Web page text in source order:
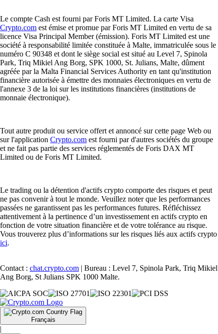
Le compte Cash est fourni par Foris MT Limited. La carte Visa
Crypto.com est émise et promue par Foris MT Limited en vertu de sa
licence Visa Principal Member (émission). Foris MT Limited est une
société à responsabilité limitée constituée à Malte, immatriculée sous le
numéro C 90348 et dont le siège social est situé au Level 7, Spinola
Park, Triq Mikiel Ang Borg, SPK 1000, St. Julians, Malte, dûment
agréée par la Malta Financial Services Authority en tant qu'institution
financière autorisée à émettre des monnaies électroniques en vertu de
l'annexe 3 de la loi sur les institutions financières (institutions de
monnaie électronique).
Tout autre produit ou service offert et annoncé sur cette page Web ou
sur l'application Crypto.com est fourni par d'autres sociétés du groupe
et ne fait pas partie des services réglementés de Foris DAX MT
Limited ou de Foris MT Limited.
Le trading ou la détention d'actifs crypto comporte des risques et peut
ne pas convenir à tout le monde. Veuillez noter que les performances
passées ne garantissent pas les performances futures. Réfléchissez
attentivement à la pertinence d’un investissement en actifs crypto en
fonction de votre situation financière et de votre tolérance au risque.
Vous trouverez plus d’informations sur les risques liés aux actifs crypto
ici.
Contact : chat.crypto.com | Bureau : Level 7, Spinola Park, Triq Mikiel
Ang Borg, St Julians SPK 1000 Malte.
Français
|